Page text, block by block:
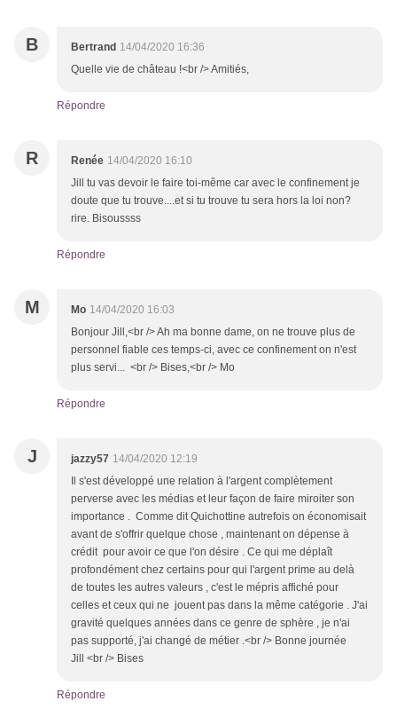
B Bertrand 14/04/2020 16:36
Quelle vie de château !<br /> Amitiés,
Répondre
R Renée 14/04/2020 16:10
Jill tu vas devoir le faire toi-même car avec le confinement je
doute que tu trouve....et si tu trouve tu sera hors la loi non?
rire. Bisoussss
Répondre
M Mo 14/04/2020 16:03
Bonjour Jill,<br /> Ah ma bonne dame, on ne trouve plus de
personnel fiable ces temps-ci, avec ce confinement on n'est
plus servi... <br /> Bises,<br /> Mo
Répondre
J jazzy57 14/04/2020 12:19
Il s'est développé une relation à l'argent complètement
perverse avec les médias et leur façon de faire miroiter son
importance . Comme dit Quichottine autrefois on économisait
avant de s'offrir quelque chose , maintenant on dépense à
crédit pour avoir ce que l'on désire . Ce qui me déplaît
profondément chez certains pour qui l'argent prime au delà
de toutes les autres valeurs , c'est le mépris affiché pour
celles et ceux qui ne jouent pas dans la même catégorie . J'ai
gravité quelques années dans ce genre de sphère , je n'ai
pas supporté, j'ai changé de métier .<br /> Bonne journée
Jill <br /> Bises
Répondre